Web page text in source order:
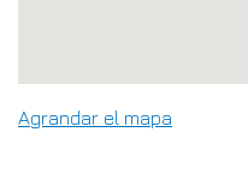
Agrandar el mapa